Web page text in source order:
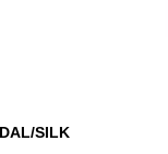
SILK